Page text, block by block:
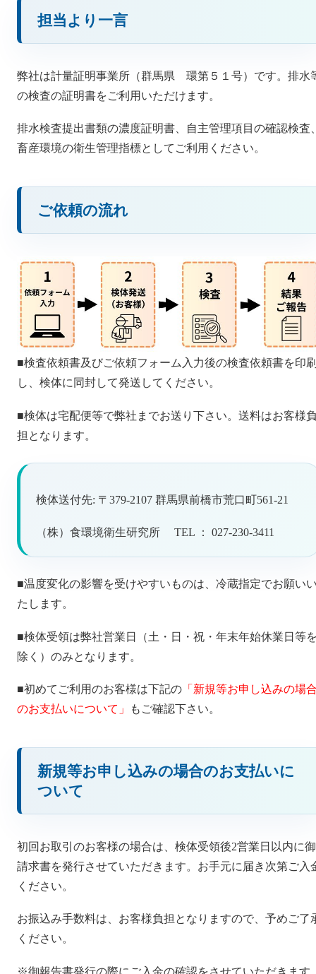
担当より一言
弊社は計量証明事業所（群馬県 環第５１号）です。排水
の検査の証明書をご利用いただけます。
排水検査提出書類の濃度証明書、自主管理項目の確認検査
畜産環境の衛生管理指標としてご利用ください。
ご依頼の流れ
■検査依頼書及びご依頼フォーム入力後の検査依頼書を印
し、検体に同封して発送してください。
■検体は宅配便等で弊社までお送り下さい。送料はお客様
担となります。
検体送付先: 〒379-2107 群馬県前橋市荒口町561-21
（株）食環境衛生研究所 TEL ： 027-230-3411
■温度変化の影響を受けやすいものは、冷蔵指定でお願い
たします。
■検体受領は弊社営業日（土・日・祝・年末年始休業日等
除く）のみとなります。
■初めてご利用のお客様は下記の 「新規等お申し込みの場
のお支払いについて」
もご確認下さい。
新規等お申し込みの場合のお支払いに
ついて
初回お取引のお客様の場合は、検体受領後2営業日以内に御
請求書を発行させていただきます。お手元に届き次第ご入
ください。
お振込み手数料は、お客様負担となりますので、予めご了
ください。
※御報告書発行の際にご入金の確認をさせていただきます